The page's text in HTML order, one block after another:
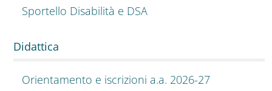
Sportello Disabilità e DSA
Didattica
Orientamento e iscrizioni a.a. 2026-27